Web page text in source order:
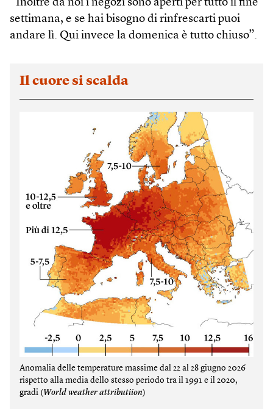
“Inoltre da noi i negozi sono aperti per tutto il fine
settimana, e se hai bisogno di rinfrescarti puoi
andare lì. Qui invece la domenica è tutto chiuso”.
Il cuore si scalda
Anomalia delle temperature massime dal 22 al 28 giugno 2026
rispetto alla media dello stesso periodo tra il 1991 e il 2020,
gradi ( World weather attributiion)